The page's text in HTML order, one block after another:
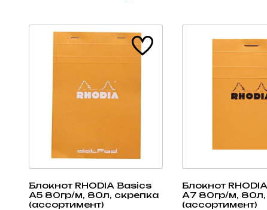
Блокнот RHODIA Basics
А5 80гр/м, 80л, скрепка
(ассортимент)
Блокнот
А7 80гр/м, 80л,
(ассортимент)